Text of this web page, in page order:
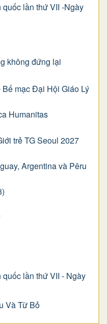
lần thứ VII -Ngày
không đứng lại
mạc Đại Hội Giáo Lý
Humanitas
trẻ TG Seoul 2027
Argentina và Pêru
lần thứ VII - Ngày
Và Từ Bỏ